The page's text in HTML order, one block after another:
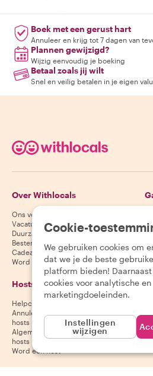
Boek met een gerust hart
Annuleer en krijg tot 7 dagen van
Plannen gewijzigd?
Wijzig eenvoudig je boeking
Betaal zoals jij wilt
Snel en veilig betalen in je eigen
Over Withlocals
Ons verhaal
Vacatures
Duurzaamheid
Bestemmingen
Cadeaubonnen
Word partner
Hosts
Helpcentrum voor hosts
Annuleringsvoorwaarden voor
hosts
Algemene voorwaarden voor
hosts
Word een host
Cookie-
We gebruiken cookies om
dat we je de beste
platform bieden!
cookies voor analytische en
marketingdoeleinden.
Instellingen
wijzigen